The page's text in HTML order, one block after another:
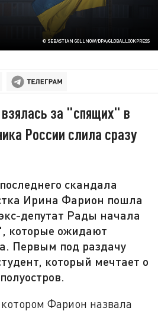
© SEBASTIAN GOLLNOW/DPA/GLOBALLOOKPRESS
за "спящих" в
России слила сразу
скандала
Ирина Фарион пошла
депутат Рады начала
которые ожидают
Первым под раздачу
который мечтает о
Фарион назвала